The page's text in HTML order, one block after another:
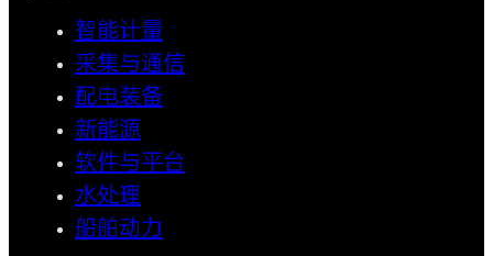
智能计量
采集与通信
配电装备
新能源
软件与平台
水处理
船舶动力